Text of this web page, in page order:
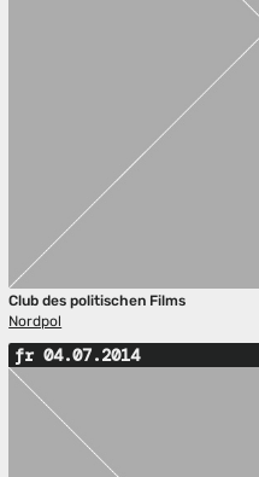
Club des politischen Films
Nordpol
fr 04.07.2014